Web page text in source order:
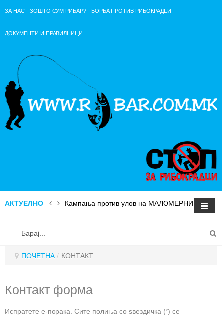
ЗА НАС ЗОШТО СУМ РИБАР? БОРБА ПРОТИВ РИБОКРАДЦИ
ДОКУМЕНТИ И ПРАВИЛНИЦИ
ПОЧЕТНА
ЕЗЕРА
РЕКИ
АКТУЕЛНО Кампања против улов на МАЛОМЕРНИ РИБИ
09:31
ПОЧЕТНА / КОНТАКТ
Контакт форма
Испратете е-порака. Сите полиња со ѕвездичка (*) се